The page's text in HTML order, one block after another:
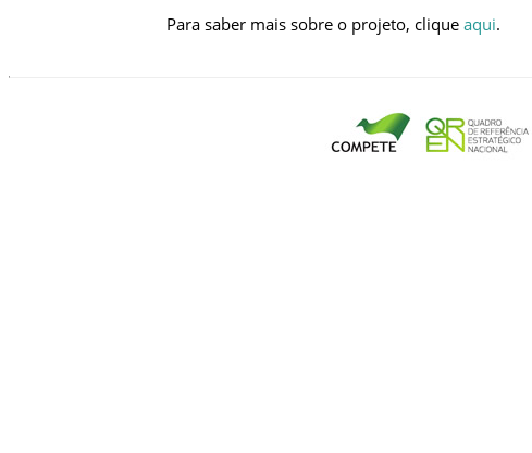
Para saber mais sobre o projeto, clique aqui.